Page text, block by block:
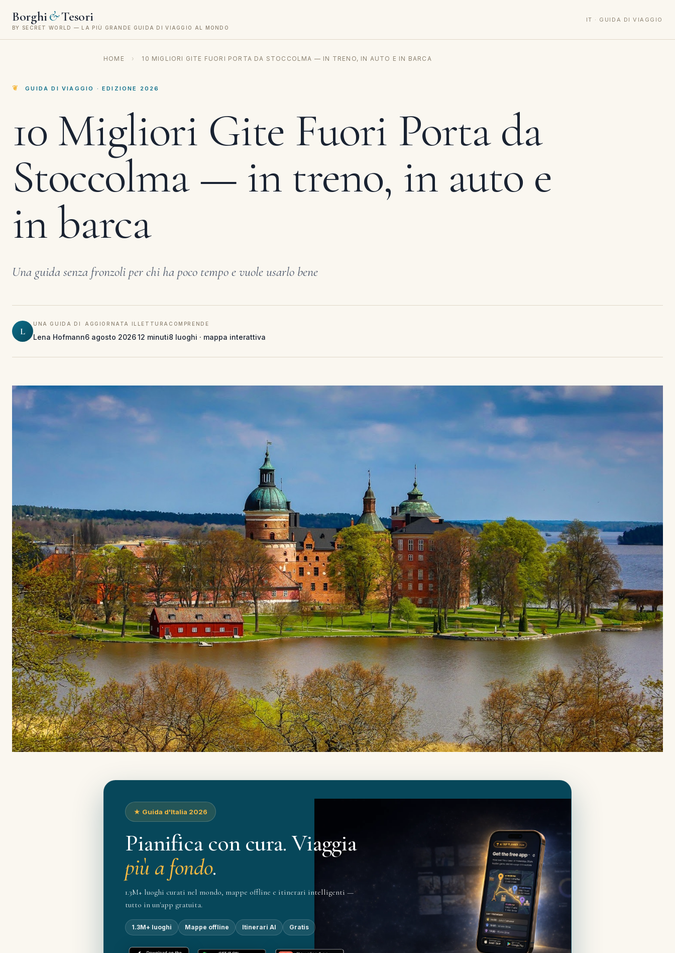
Borghi&Tesori
BY SECRET WORLD — LA PIÙ GRANDE GUIDA DI VIAGGIO AL MONDO
IT · GUIDA DI VIAGGIO
HOME › 10 MIGLIORI GITE FUORI PORTA DA STOCCOLMA — IN TRENO, IN AUTO E IN BARCA
GUIDA DI VIAGGIO · EDIZIONE 2026
10 Migliori Gite Fuori Porta da
Stoccolma — in treno, in auto e
in barca
Una guida senza fronzoli per chi ha poco tempo e vuole usarlo bene
L
UNA GUIDA DI
Lena Hofmann
AGGIORNATA IL
6 agosto 2026
LETTURA
12 minuti
COMPRENDE
8 luoghi · mappa interattiva
★ Guida d'Italia 2026
Pianifica con cura. Viaggia
più a fondo.
1.3M+ luoghi curati nel mondo, mappe offline e itinerari intelligenti —
tutto in un'app gratuita.
1.3M+ luoghi Mappe offline Itinerari AI Gratis